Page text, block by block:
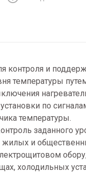
контроля и
температуры
по
температуры.
заданного
жилых и
холодильных